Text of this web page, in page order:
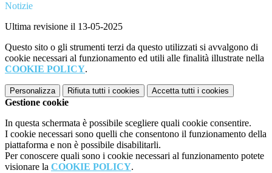
Notizie
Ultima revisione il 13-05-2025
Questo sito o gli strumenti terzi da questo utilizzati si avvalgono di
cookie necessari al funzionamento ed utili alle finalità illustrate nella
COOKIE POLICY.
Personalizza Rifiuta tutti i cookies Accetta tutti i cookies
Gestione cookie
In questa schermata è possibile scegliere quali cookie consentire.
I cookie necessari sono quelli che consentono il funzionamento della
piattaforma e non è possibile disabilitarli.
Per conoscere quali sono i cookie necessari al funzionamento potete
visionare la COOKIE POLICY.